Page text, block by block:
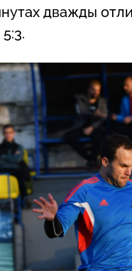
дважды